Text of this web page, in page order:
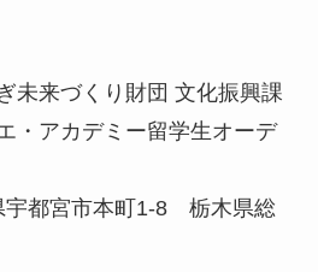
未来づくり財団 文化振興課
・アカデミー留学生オーデ
都宮市本町1-8 栃木県総